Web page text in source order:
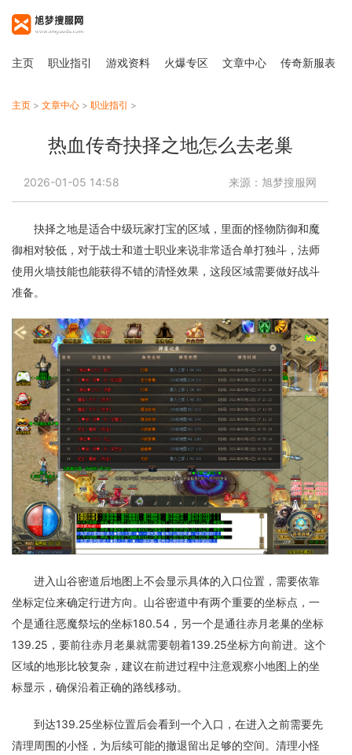
主页 职业指引 游戏资料 火爆专区 文章中心 传奇新服表
主页 > 文章中心 > 职业指引 >
热血传奇抉择之地怎么去老巢
2026-01-05 14:58 来源：旭梦搜服网
抉择之地是适合中级玩家打宝的区域，里面的怪物防御和魔
御相对较低，对于战士和道士职业来说非常适合单打独斗，法师
使用火墙技能也能获得不错的清怪效果，这段区域需要做好战斗
准备。
进入山谷密道后地图上不会显示具体的入口位置，需要依靠
坐标定位来确定行进方向。山谷密道中有两个重要的坐标点，一
个是通往恶魔祭坛的坐标180.54，另一个是通往赤月老巢的坐标
139.25，要前往赤月老巢就需要朝着139.25坐标方向前进。这个
区域的地形比较复杂，建议在前进过程中注意观察小地图上的坐
标显示，确保沿着正确的路线移动。
到达139.25坐标位置后会看到一个入口，在进入之前需要先
清理周围的小怪，为后续可能的撤退留出足够的空间。清理小怪